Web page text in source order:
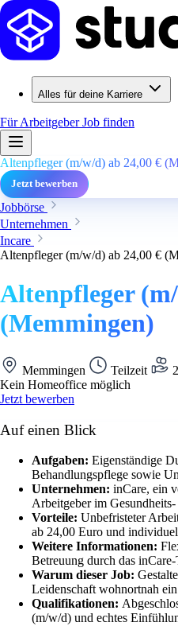
Alles für deine Karriere
Für ArbeitgeberJob finden
Altenpfleger (m/w/d) ab 24,00 €
Jetzt bewerben
Jobbörse
Unternehmen
Incare
Altenpfleger (m/w/d) ab 24,00 €
Altenpfleger
(Memmingen)
Memmingen Teilzeit
Kein Homeoffice möglich
Jetzt bewerben
Auf einen Blick
Aufgaben: Eigenständige
Behandlungspflege sowie
Unternehmen: inCare, ein
Arbeitgeber im
Vorteile: Unbefristeter
ab 24,00 Euro und
Weitere Informationen:
Betreuung durch das inCare-
Warum dieser Job:
Leidenschaft wohnortnah
Qualifikationen:
(m/w/d) und echtes